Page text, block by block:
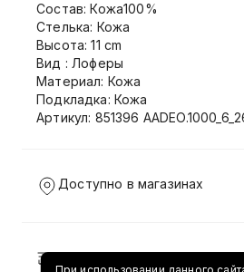
Состав: Кожа100%
Стелька: Кожа
Высота: 11 cm
Вид : Лоферы
Материал: Кожа
Подкладка: Кожа
Артикул: 851396
Доступно в магазинах
Доставка и возврат